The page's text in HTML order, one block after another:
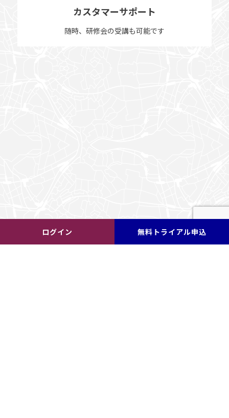
ログイン 無料トライアル申込
カスタマーサポート
随時、研修会の受講も可能です